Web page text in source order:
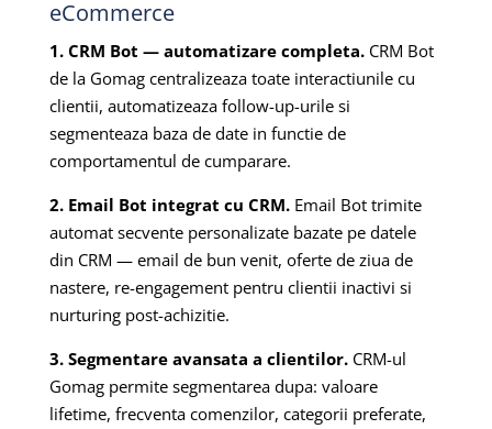
eCommerce
1. CRM Bot — automatizare completa.CRM Bot
de la Gomag centralizeaza toate interactiunile cu
clientii, automatizeaza follow-up-urile si
segmenteaza baza de date in functie de
comportamentul de cumparare.
2. Email Bot integrat cu CRM.Email Bot trimite
automat secvente personalizate bazate pe datele
din CRM — email de bun venit, oferte de ziua de
nastere, re-engagement pentru clientii inactivi si
nurturing post-achizitie.
3. Segmentare avansata a clientilor.CRM-ul
Gomag permite segmentarea dupa: valoare
lifetime, frecventa comenzilor, categorii preferate,